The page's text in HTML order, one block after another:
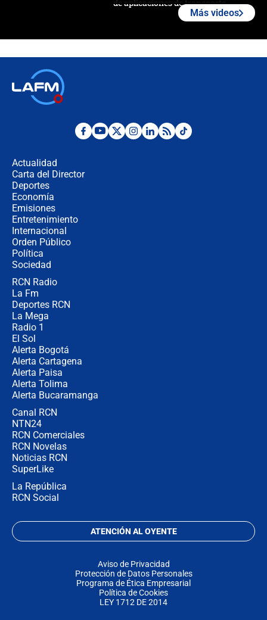
de aplicaciones de transporte
Posesión de Abelardo De La Espriella
Más videos
Actualidad
Carta del Director
Deportes
Economía
Emisiones
Entretenimiento
Internacional
Orden Público
Política
Sociedad
RCN Radio
La Fm
Deportes RCN
La Mega
Radio 1
El Sol
Alerta Bogotá
Alerta Cartagena
Alerta Paisa
Alerta Tolima
Alerta Bucaramanga
Canal RCN
NTN24
RCN Comerciales
RCN Novelas
Noticias RCN
SuperLike
La República
RCN Social
ATENCIÓN AL OYENTE
Aviso de Privacidad
Protección de Datos Personales
Programa de Ética Empresarial
Política de Cookies
LEY 1712 DE 2014